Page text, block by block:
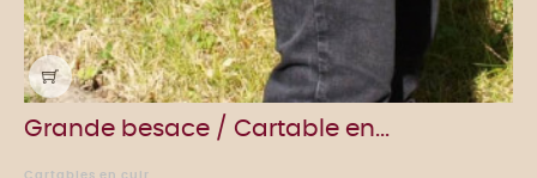
Grande besace / Cartable en...
Cartables en cuir